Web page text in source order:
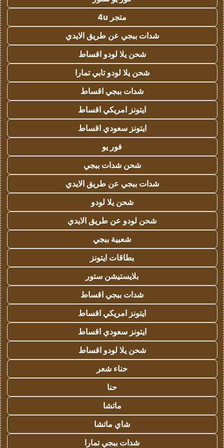
متجر 4u
شدات ببجي عن طريق الايدي
شحن يلا لودو اقساط
شحن يلا لودو تابي تمارا
شدات ببجي اقساط
ايتونز امريكي اقساط
ايتونز سعودي اقساط
فور يو
شحن شدات ببجي
شدات ببجي عن طريق الايدي
شحن يلا لودو
شحن لودو عن طريق الايدي
شعبية ببجي
بطاقات ايتونز
بلايستيشن ستور
شدات ببجي اقساط
ايتونز امريكي اقساط
ايتونز سعودي اقساط
شحن يلا لودو اقساط
حناء شعر
حنا
ماتشا
شاي ماتشا
شدات ببجي تمارا